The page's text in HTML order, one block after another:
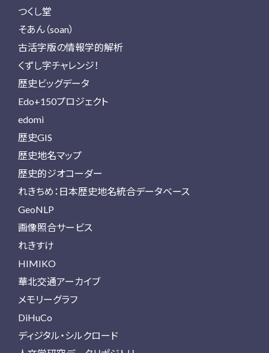
つくし堂
そあん（soan）
古活字版の情報学的解析
くずし字チャレンジ！
歴史ビッグデータ
Edo+150プロジェクト
edomi
歴史GIS
歴史地名マップ
歴史的ジオコーダー
れきちめ：日本歴史地名統合データベース
GeoNLP
画像照合サービス
れきすけ
HIMIKO
華北交通アーカイブ
メモリーグラフ
DiHuCo
ディジタル・シルクロード